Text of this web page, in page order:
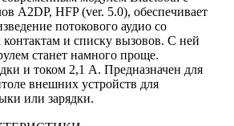
A2DP, HFP (ver. 5.0), обеспечивает
потокового аудио со
и списку вызовов. С ней
станет намного проще.
и током 2,1 А. Предназначен для
внешних устройств для
или зарядки.